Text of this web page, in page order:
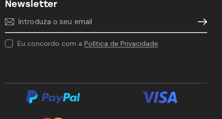
Newsletter
Eu concordo com a Política de Privacidade.